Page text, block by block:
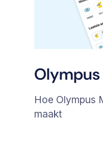
Hoe Olympus
maakt